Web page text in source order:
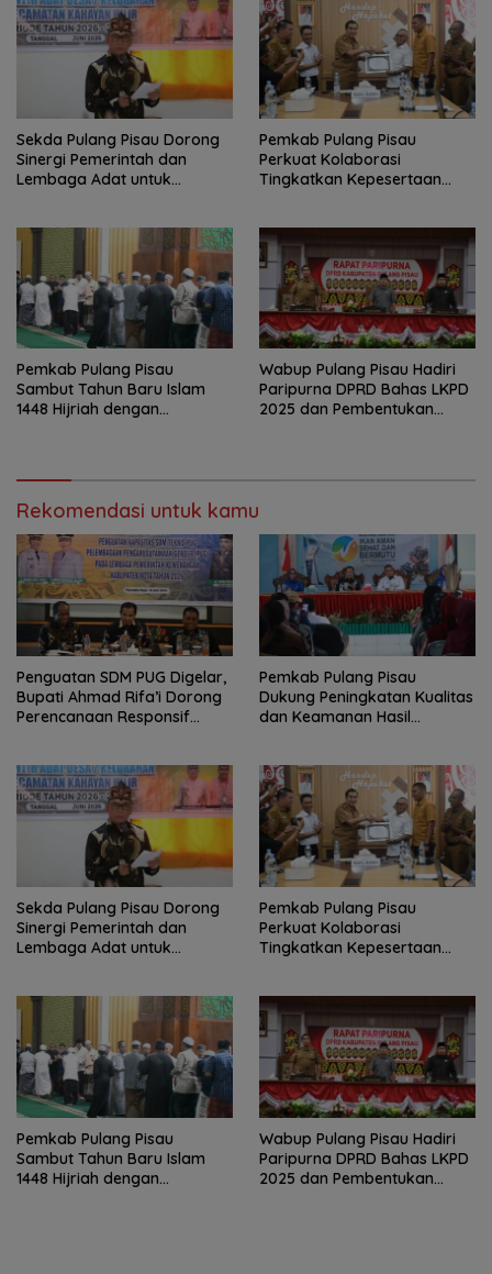
Sekda Pulang Pisau Dorong
Sinergi Pemerintah dan
Lembaga Adat untuk
Pemkab Pulang Pisau
Perkuat Kolaborasi
Tingkatkan Kepesertaan
Pemkab Pulang Pisau
Sambut Tahun Baru Islam
1448 Hijriah dengan
Wabup Pulang Pisau Hadiri
Paripurna DPRD Bahas LKPD
2025 dan Pembentukan
Rekomendasi untuk kamu
Penguatan SDM PUG Digelar,
Bupati Ahmad Rifa’i Dorong
Perencanaan Responsif
Pemkab Pulang Pisau
Dukung Peningkatan Kualitas
dan Keamanan Hasil
Sekda Pulang Pisau Dorong
Sinergi Pemerintah dan
Lembaga Adat untuk
Pemkab Pulang Pisau
Perkuat Kolaborasi
Tingkatkan Kepesertaan
Pemkab Pulang Pisau
Sambut Tahun Baru Islam
1448 Hijriah dengan
Wabup Pulang Pisau Hadiri
Paripurna DPRD Bahas LKPD
2025 dan Pembentukan